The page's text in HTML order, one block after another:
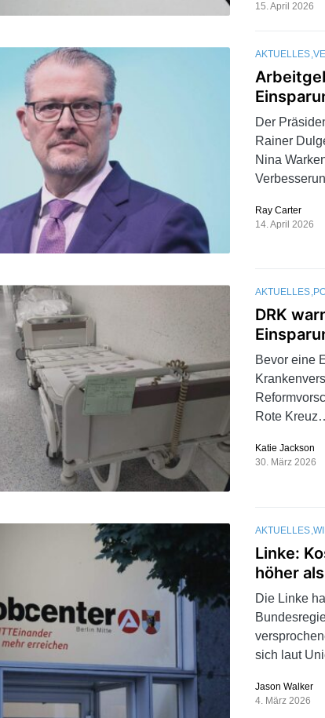
15. April 2026
AKTUELLES
Der
Rainer
Nina
Ray Carter
14. April 2026
AKTUELLES
DRK
Bevor eine
Rote
Katie Jackson
30. März 2026
AKTUELLES
Linke:
höher
Die Linke
sich laut
Jason Walker
4. März 2026